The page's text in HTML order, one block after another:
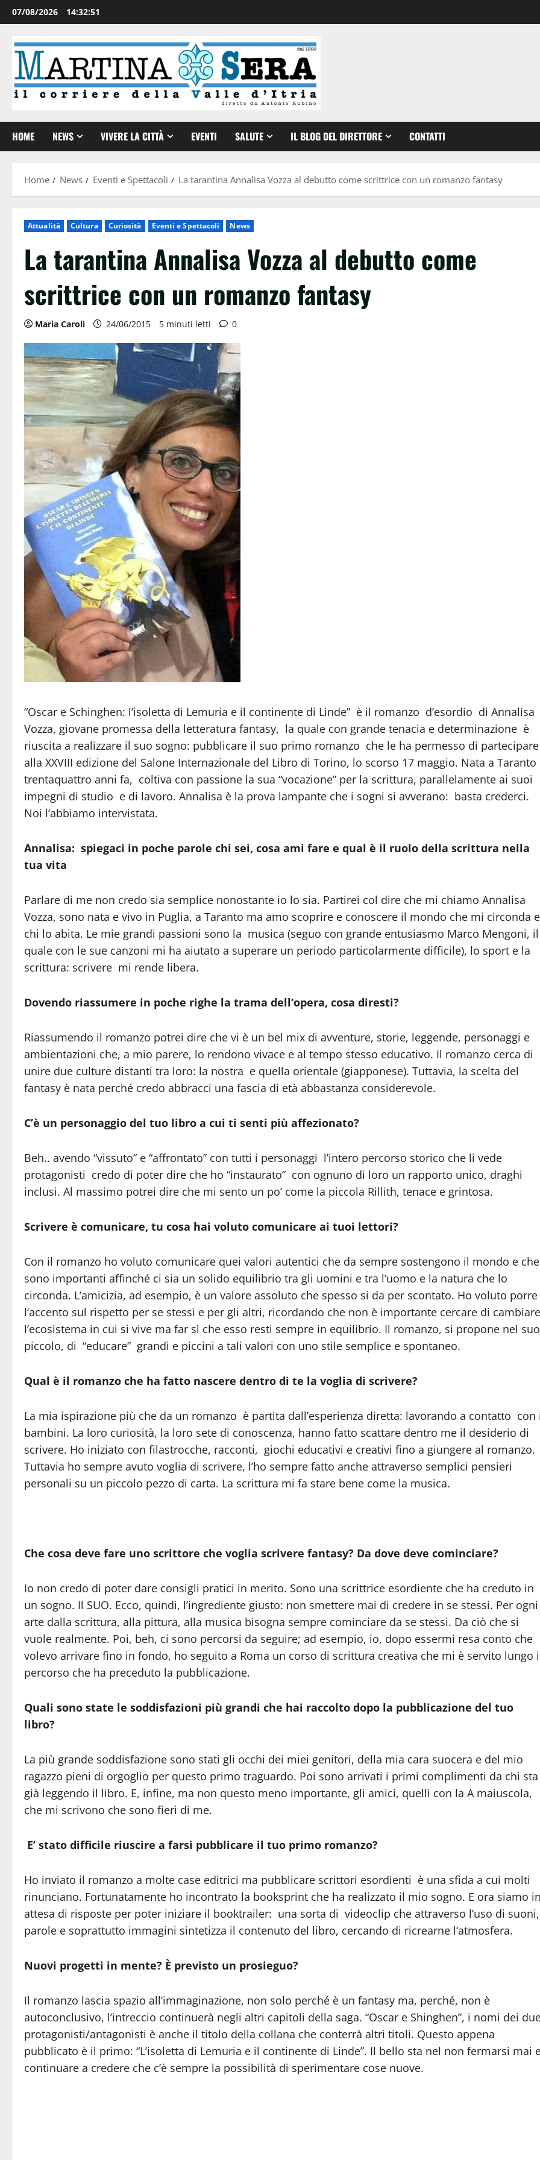
07/08/2026 14:32:52
HOME NEWS VIVERE LA CITTÀ EVENTI SALUTE IL BLOG DEL DIRETTORE CONTATTI
Home News Eventi e Spettacoli La tarantina Annalisa Vozza al debutto come scrittrice con un romanzo fantasy
Attualità Cultura Curiosità Eventi e Spettacoli News
La tarantina Annalisa Vozza al debutto come
scrittrice con un romanzo fantasy
Maria Caroli 24/06/2015 5 minuti letti 0
“Oscar e Schinghen: l’isoletta di Lemuria e il continente di Linde” è il romanzo d’esordio di Annalisa
Vozza, giovane promessa della letteratura fantasy, la quale con grande tenacia e determinazione è
riuscita a realizzare il suo sogno: pubblicare il suo primo romanzo che le ha permesso di partecipare
alla XXVIII edizione del Salone Internazionale del Libro di Torino, lo scorso 17 maggio. Nata a Taranto
trentaquattro anni fa, coltiva con passione la sua “vocazione” per la scrittura, parallelamente ai suoi
impegni di studio e di lavoro. Annalisa è la prova lampante che i sogni si avverano: basta crederci.
Noi l’abbiamo intervistata.
Annalisa: spiegaci in poche parole chi sei, cosa ami fare e qual è il ruolo della scrittura nella
tua vita
Parlare di me non credo sia semplice nonostante io lo sia. Partirei col dire che mi chiamo Annalisa
Vozza, sono nata e vivo in Puglia, a Taranto ma amo scoprire e conoscere il mondo che mi circonda e
chi lo abita. Le mie grandi passioni sono la musica (seguo con grande entusiasmo Marco Mengoni, il
quale con le sue canzoni mi ha aiutato a superare un periodo particolarmente difficile), lo sport e la
scrittura: scrivere mi rende libera.
Dovendo riassumere in poche righe la trama dell’opera, cosa diresti?
Riassumendo il romanzo potrei dire che vi è un bel mix di avventure, storie, leggende, personaggi e
ambientazioni che, a mio parere, lo rendono vivace e al tempo stesso educativo. Il romanzo cerca di
unire due culture distanti tra loro: la nostra e quella orientale (giapponese). Tuttavia, la scelta del
fantasy è nata perché credo abbracci una fascia di età abbastanza considerevole.
C’è un personaggio del tuo libro a cui ti senti più affezionato?
Beh.. avendo “vissuto” e “affrontato” con tutti i personaggi l’intero percorso storico che li vede
protagonisti credo di poter dire che ho “instaurato” con ognuno di loro un rapporto unico, draghi
inclusi. Al massimo potrei dire che mi sento un po’ come la piccola Rillith, tenace e grintosa.
Scrivere è comunicare, tu cosa hai voluto comunicare ai tuoi lettori?
Con il romanzo ho voluto comunicare quei valori autentici che da sempre sostengono il mondo e che
sono importanti affinché ci sia un solido equilibrio tra gli uomini e tra l’uomo e la natura che lo
circonda. L’amicizia, ad esempio, è un valore assoluto che spesso si da per scontato. Ho voluto porre
l’accento sul rispetto per se stessi e per gli altri, ricordando che non è importante cercare di cambiare
l’ecosistema in cui si vive ma far sì che esso resti sempre in equilibrio. Il romanzo, si propone nel suo
piccolo, di “educare” grandi e piccini a tali valori con uno stile semplice e spontaneo.
Qual è il romanzo che ha fatto nascere dentro di te la voglia di scrivere?
La mia ispirazione più che da un romanzo è partita dall’esperienza diretta: lavorando a contatto con
bambini. La loro curiosità, la loro sete di conoscenza, hanno fatto scattare dentro me il desiderio di
scrivere. Ho iniziato con filastrocche, racconti, giochi educativi e creativi fino a giungere al romanzo.
Tuttavia ho sempre avuto voglia di scrivere, l’ho sempre fatto anche attraverso semplici pensieri
personali su un piccolo pezzo di carta. La scrittura mi fa stare bene come la musica.
Che cosa deve fare uno scrittore che voglia scrivere fantasy? Da dove deve cominciare?
Io non credo di poter dare consigli pratici in merito. Sono una scrittrice esordiente che ha creduto in
un sogno. Il SUO. Ecco, quindi, l’ingrediente giusto: non smettere mai di credere in se stessi. Per ogni
arte dalla scrittura, alla pittura, alla musica bisogna sempre cominciare da se stessi. Da ciò che si
vuole realmente. Poi, beh, ci sono percorsi da seguire; ad esempio, io, dopo essermi resa conto che
volevo arrivare fino in fondo, ho seguito a Roma un corso di scrittura creativa che mi è servito lungo
percorso che ha preceduto la pubblicazione.
Quali sono state le soddisfazioni più grandi che hai raccolto dopo la pubblicazione del tuo
libro?
La più grande soddisfazione sono stati gli occhi dei miei genitori, della mia cara suocera e del mio
ragazzo pieni di orgoglio per questo primo traguardo. Poi sono arrivati i primi complimenti da chi sta
già leggendo il libro. E, infine, ma non questo meno importante, gli amici, quelli con la A maiuscola,
che mi scrivono che sono fieri di me.
E’ stato difficile riuscire a farsi pubblicare il tuo primo romanzo?
Ho inviato il romanzo a molte case editrici ma pubblicare scrittori esordienti è una sfida a cui molti
rinunciano. Fortunatamente ho incontrato la booksprint che ha realizzato il mio sogno. E ora siamo
attesa di risposte per poter iniziare il booktrailer: una sorta di videoclip che attraverso l’uso di suoni,
parole e soprattutto immagini sintetizza il contenuto del libro, cercando di ricrearne l’atmosfera.
Nuovi progetti in mente? È previsto un prosieguo?
Il romanzo lascia spazio all’immaginazione, non solo perché è un fantasy ma, perché, non è
autoconclusivo, l’intreccio continuerà negli altri capitoli della saga. “Oscar e Shinghen”, i nomi dei
protagonisti/antagonisti è anche il titolo della collana che conterrà altri titoli. Questo appena
pubblicato è il primo: “L’isoletta di Lemuria e il continente di Linde”. Il bello sta nel non fermarsi mai
continuare a credere che c’è sempre la possibilità di sperimentare cose nuove.